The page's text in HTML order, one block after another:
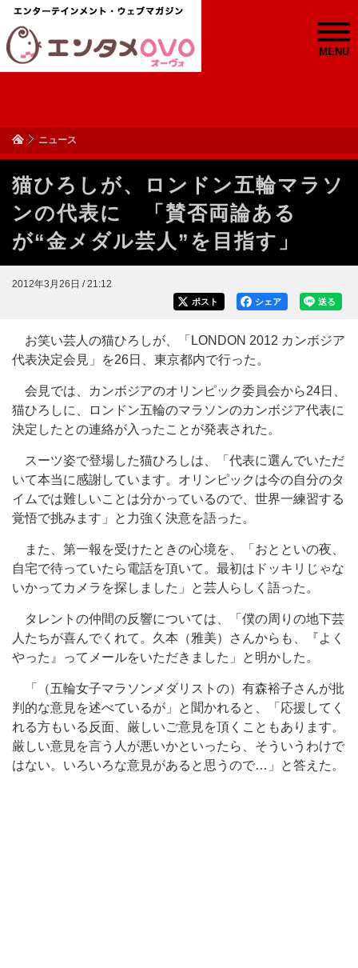
MENU
ニュース
猫ひろしが、ロンドン五輪マラソ
ンの代表に 「賛否両論ある
が“金メダル芸人”を目指す」
2012年3月26日 / 21:12
送る
シェア
ポスト
お笑い芸人の猫ひろしが、「LONDON 2012 カンボジア
代表決定会見」を26日、東京都内で行った。
会見では、カンボジアのオリンピック委員会から24日、
猫ひろしに、ロンドン五輪のマラソンのカンボジア代表に
決定したとの連絡が入ったことが発表された。
スーツ姿で登場した猫ひろしは、「代表に選んでいただ
いて本当に感謝しています。オリンピックは今の自分のタ
イムでは難しいことは分かっているので、世界一練習する
覚悟で挑みます」と力強く決意を語った。
また、第一報を受けたときの心境を、「おとといの夜、
自宅で待っていたら電話を頂いて。最初はドッキリじゃな
いかってカメラを探しました」と芸人らしく語った。
タレントの仲間の反響については、「僕の周りの地下芸
人たちが喜んでくれて。久本（雅美）さんからも、『よく
やった』ってメールをいただきました」と明かした。
「（五輪女子マラソンメダリストの）有森裕子さんが批
判的な意見を述べているが」と聞かれると、「応援してく
れる方もいる反面、厳しいご意見を頂くこともあります。
厳しい意見を言う人が悪いかといったら、そういうわけで
はない。いろいろな意見があると思うので…」と答えた。